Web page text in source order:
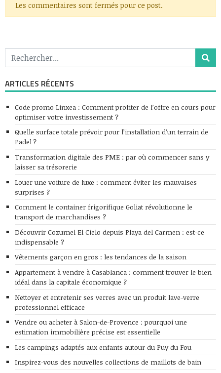
Les commentaires sont fermés pour ce post.
ARTICLES RÉCENTS
Code promo Linxea : Comment profiter de l’offre en cours pour
optimiser votre investissement ?
Quelle surface totale prévoir pour l’installation d’un terrain de
Padel ?
Transformation digitale des PME : par où commencer sans y
laisser sa trésorerie
Louer une voiture de luxe : comment éviter les mauvaises
surprises ?
Comment le container frigorifique Goliat révolutionne le
transport de marchandises ?
Découvrir Cozumel El Cielo depuis Playa del Carmen : est-ce
indispensable ?
Vêtements garçon en gros : les tendances de la saison
Appartement à vendre à Casablanca : comment trouver le bien
idéal dans la capitale économique ?
Nettoyer et entretenir ses verres avec un produit lave-verre
professionnel efficace
Vendre ou acheter à Salon-de-Provence : pourquoi une
estimation immobilière précise est essentielle
Les campings adaptés aux enfants autour du Puy du Fou
Inspirez-vous des nouvelles collections de maillots de bain